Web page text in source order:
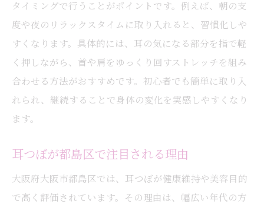
リフレッシュに最適な耳つぼストレッチ法
心身のバランスを整える耳つぼの活用法
耳つぼで体型維持を目指す都島区のヒント
耳つぼ効果で体型維持をサポートする方法
耳つぼを活用したリバウンドしない体づく
耳つぼケアで生活習慣を見直す重要性
タイミングで行うことがポイントです。例えば、朝の支
度や夜のリラックスタイムに取り入れると、習慣化しや
すくなります。具体的には、耳の気になる部分を指で軽
く押しながら、首や肩をゆっくり回すストレッチを組み
合わせる方法がおすすめです。初心者でも簡単に取り入
れられ、継続することで身体の変化を実感しやすくなり
ます。
耳つぼが都島区で注目される理由
大阪府大阪市都島区では、耳つぼが健康維持や美容目的
で高く評価されています。その理由は、幅広い年代の方